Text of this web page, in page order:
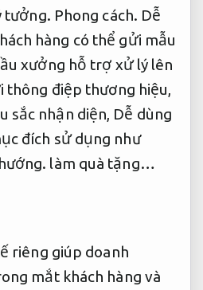
tưởng. Phong cách. Dễ
hàng có thể gửi mẫu
xưởng hỗ trợ xử lý lên
thông điệp thương hiệu,
sắc nhận diện, Dễ dùng
đích sử dụng như
làm quà tặng…
riêng giúp doanh
mắt khách hàng và